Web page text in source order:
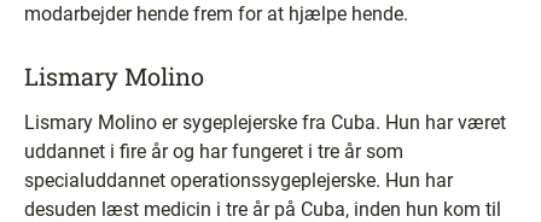
modarbejder hende frem for at hjælpe hende.
Lismary Molino
Lismary Molino er sygeplejerske fra Cuba. Hun har været
uddannet i fire år og har fungeret i tre år som
specialuddannet operationssygeplejerske. Hun har
desuden læst medicin i tre år på Cuba, inden hun kom til